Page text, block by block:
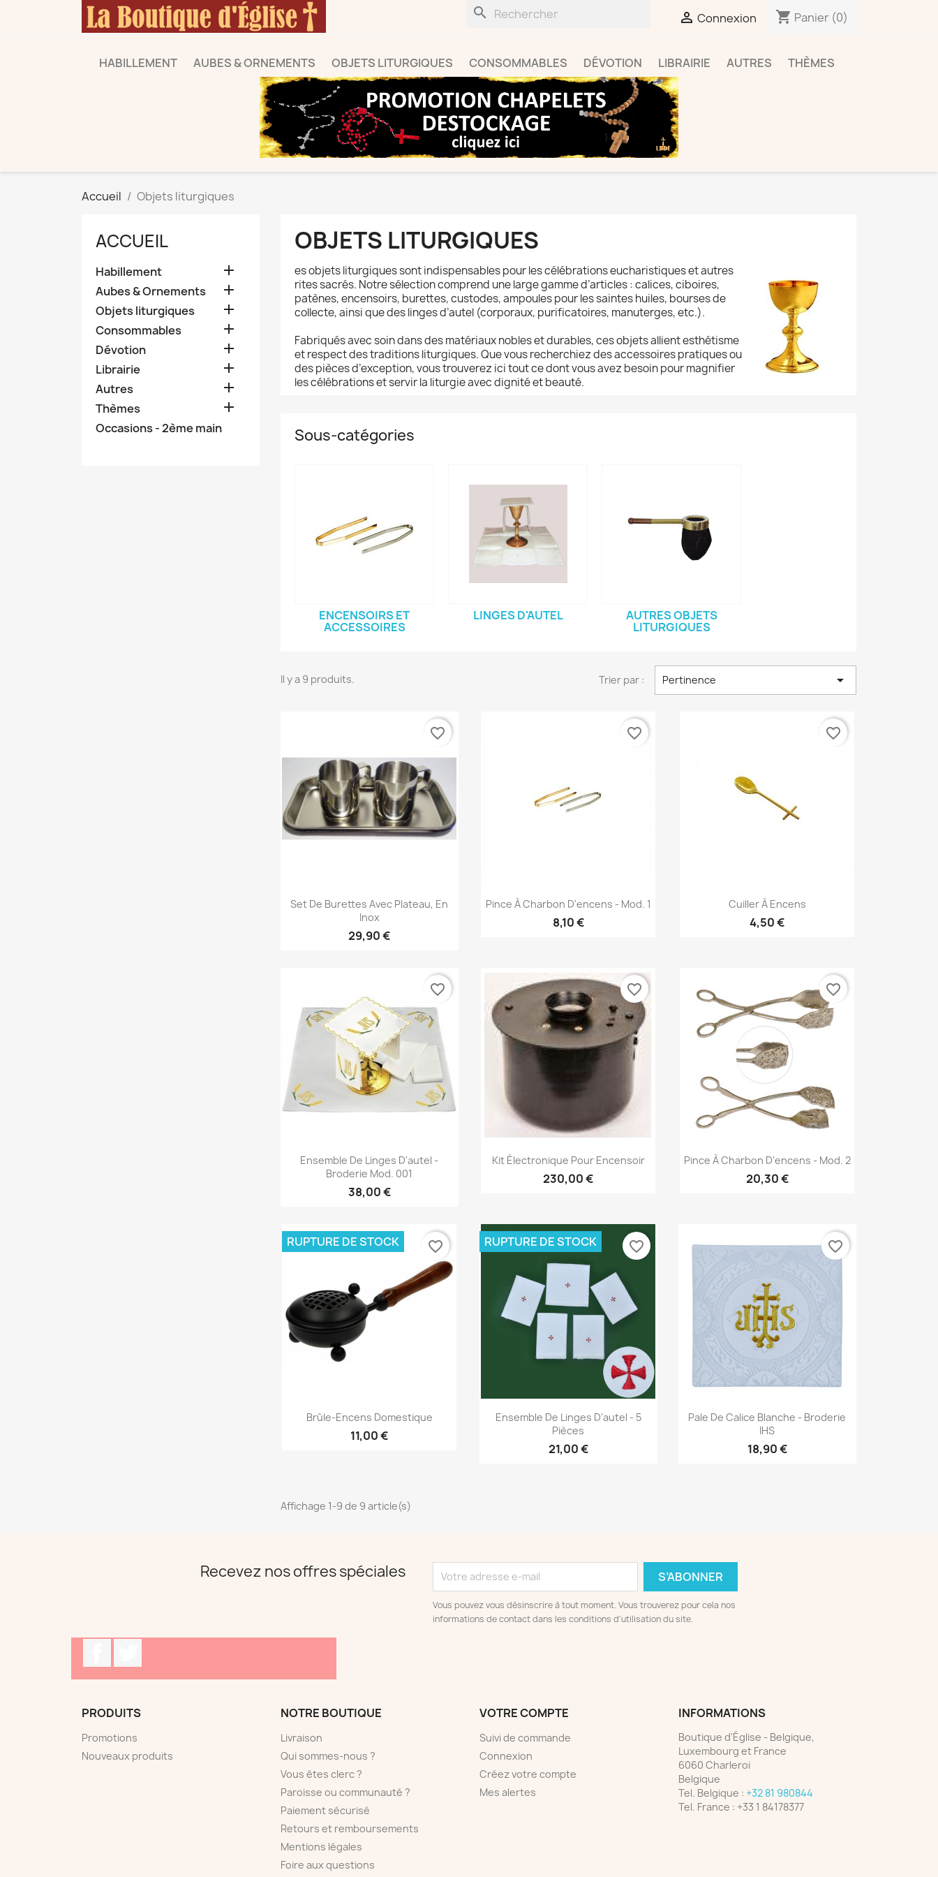
search  Connexion shopping_cart Panier (0)
HABILLEMENT AUBES & ORNEMENTS OBJETS LITURGIQUES CONSOMMABLES DÉVOTION LIBRAIRIE AUTRES THÈMES
Accueil Objets liturgiques
ACCUEIL
Habillement 
Aubes & Ornements 
Objets liturgiques 
Consommables 
Dévotion 
Librairie 
Autres 
Thèmes 
Occasions - 2ème main
OBJETS LITURGIQUES
es objets liturgiques sont indispensables pour les célébrations eucharistiques et autres
rites sacrés. Notre sélection comprend une large gamme d’articles : calices, ciboires,
patènes, encensoirs, burettes, custodes, ampoules pour les saintes huiles, bourses de
collecte, ainsi que des linges d’autel (corporaux, purificatoires, manuterges, etc.).
Fabriqués avec soin dans des matériaux nobles et durables, ces objets allient esthétisme
et respect des traditions liturgiques. Que vous recherchiez des accessoires pratiques ou
des pièces d’exception, vous trouverez ici tout ce dont vous avez besoin pour magnifier
les célébrations et servir la liturgie avec dignité et beauté.
Sous-catégories
ENCENSOIRS ET
ACCESSOIRES
LINGES D'AUTEL AUTRES OBJETS
LITURGIQUES
Il y a 9 produits. Trier par : Pertinence 
Aperçu rapide
Set De Burettes Avec Plateau, En
Inox
29,90 €
favorite_border
Aperçu rapide
Pince À Charbon D'encens - Mod. 1
8,10 €
favorite_border
Aperçu rapide
Cuiller À Encens
4,50 €
favorite_border
Aperçu rapide
Ensemble De Linges D'autel -
Broderie Mod. 001
38,00 €
favorite_border
Aperçu rapide
Kit Électronique Pour Encensoir
230,00 €
favorite_border
Aperçu rapide
Pince À Charbon D'encens - Mod. 2
20,30 €
favorite_border
Aperçu rapide
Brûle-Encens Domestique
11,00 €
RUPTURE DE STOCK favorite_border
Aperçu rapide
Ensemble De Linges D'autel - 5
Pièces
21,00 €
RUPTURE DE STOCK favorite_border
Aperçu rapide
Pale De Calice Blanche - Broderie
IHS
18,90 €
favorite_border
Affichage 1-9 de 9 article(s)
Recevez nos offres spéciales
Vous pouvez vous désinscrire à tout moment. Vous trouverez pour cela nos
informations de contact dans les conditions d'utilisation du site.
PRODUITS
Promotions
Nouveaux produits
NOTRE BOUTIQUE
Livraison
Qui sommes-nous ?
Vous êtes clerc ?
Paroisse ou communauté ?
Paiement sécurisé
Retours et remboursements
Mentions légales
Foire aux questions
VOTRE COMPTE
Suivi de commande
Connexion
Créez votre compte
Mes alertes
INFORMATIONS
Boutique d'Église - Belgique,
Luxembourg et France
6060 Charleroi
Belgique
Tel. Belgique : +32 81 980844
Tel. France : +33 1 84178377